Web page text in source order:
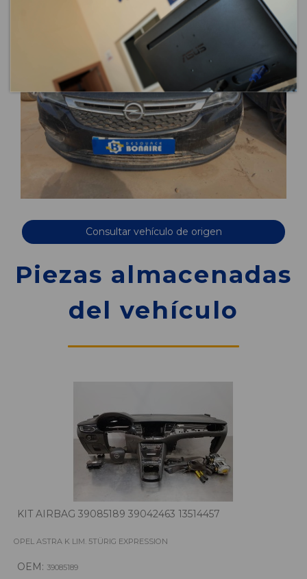
Consultar vehículo de origen
Piezas almacenadas
del vehículo
KIT AIRBAG 39085189 39042463 13514457
OPEL ASTRA K LIM. 5TÜRIG EXPRESSION
OEM: 39085189